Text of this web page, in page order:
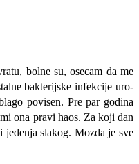
bolne su, osecam da me
bakterijske infekcije uro-
povisen. Pre par godina
ona pravi haos. Za koji dan
slakog. Mozda je sve